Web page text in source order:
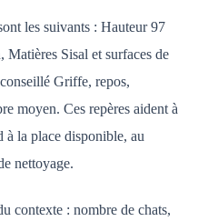
les suivants : Hauteur 97
Sisal et surfaces de
Griffe, repos,
moyen. Ces repères aident à
la place disponible, au
nettoyage.
contexte : nombre de chats,